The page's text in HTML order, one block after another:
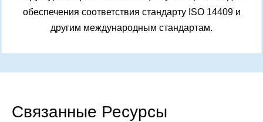
обеспечения соответствия стандарту ISO 14409 и
другим международным стандартам.
Связанные Ресурсы